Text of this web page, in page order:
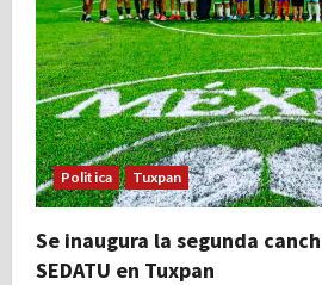
Politica Tuxpan
Se inaugura la segunda
SEDATU en Tuxpan